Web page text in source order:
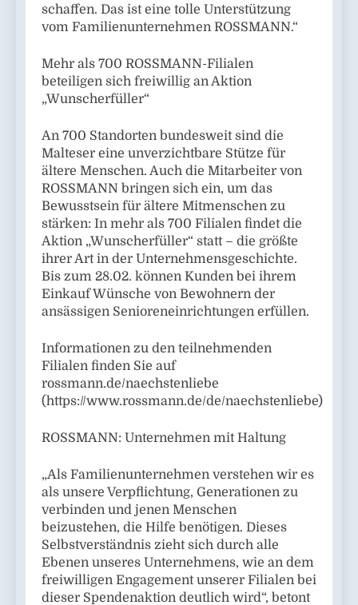
schaffen. Das ist eine tolle Unterstützung
vom Familienunternehmen ROSSMANN.“
Mehr als 700 ROSSMANN-Filialen
beteiligen sich freiwillig an Aktion
„Wunscherfüller“
An 700 Standorten bundesweit sind die
Malteser eine unverzichtbare Stütze für
ältere Menschen. Auch die Mitarbeiter von
ROSSMANN bringen sich ein, um das
Bewusstsein für ältere Mitmenschen zu
stärken: In mehr als 700 Filialen findet die
Aktion „Wunscherfüller“ statt – die größte
ihrer Art in der Unternehmensgeschichte.
Bis zum 28.02. können Kunden bei ihrem
Einkauf Wünsche von Bewohnern der
ansässigen Senioreneinrichtungen erfüllen.
Informationen zu den teilnehmenden
Filialen finden Sie auf
rossmann.de/naechstenliebe
(https://www.rossmann.de/de/naechstenliebe)
ROSSMANN: Unternehmen mit Haltung
„Als Familienunternehmen verstehen wir es
als unsere Verpflichtung, Generationen zu
verbinden und jenen Menschen
beizustehen, die Hilfe benötigen. Dieses
Selbstverständnis zieht sich durch alle
Ebenen unseres Unternehmens, wie an dem
freiwilligen Engagement unserer Filialen bei
dieser Spendenaktion deutlich wird“, betont